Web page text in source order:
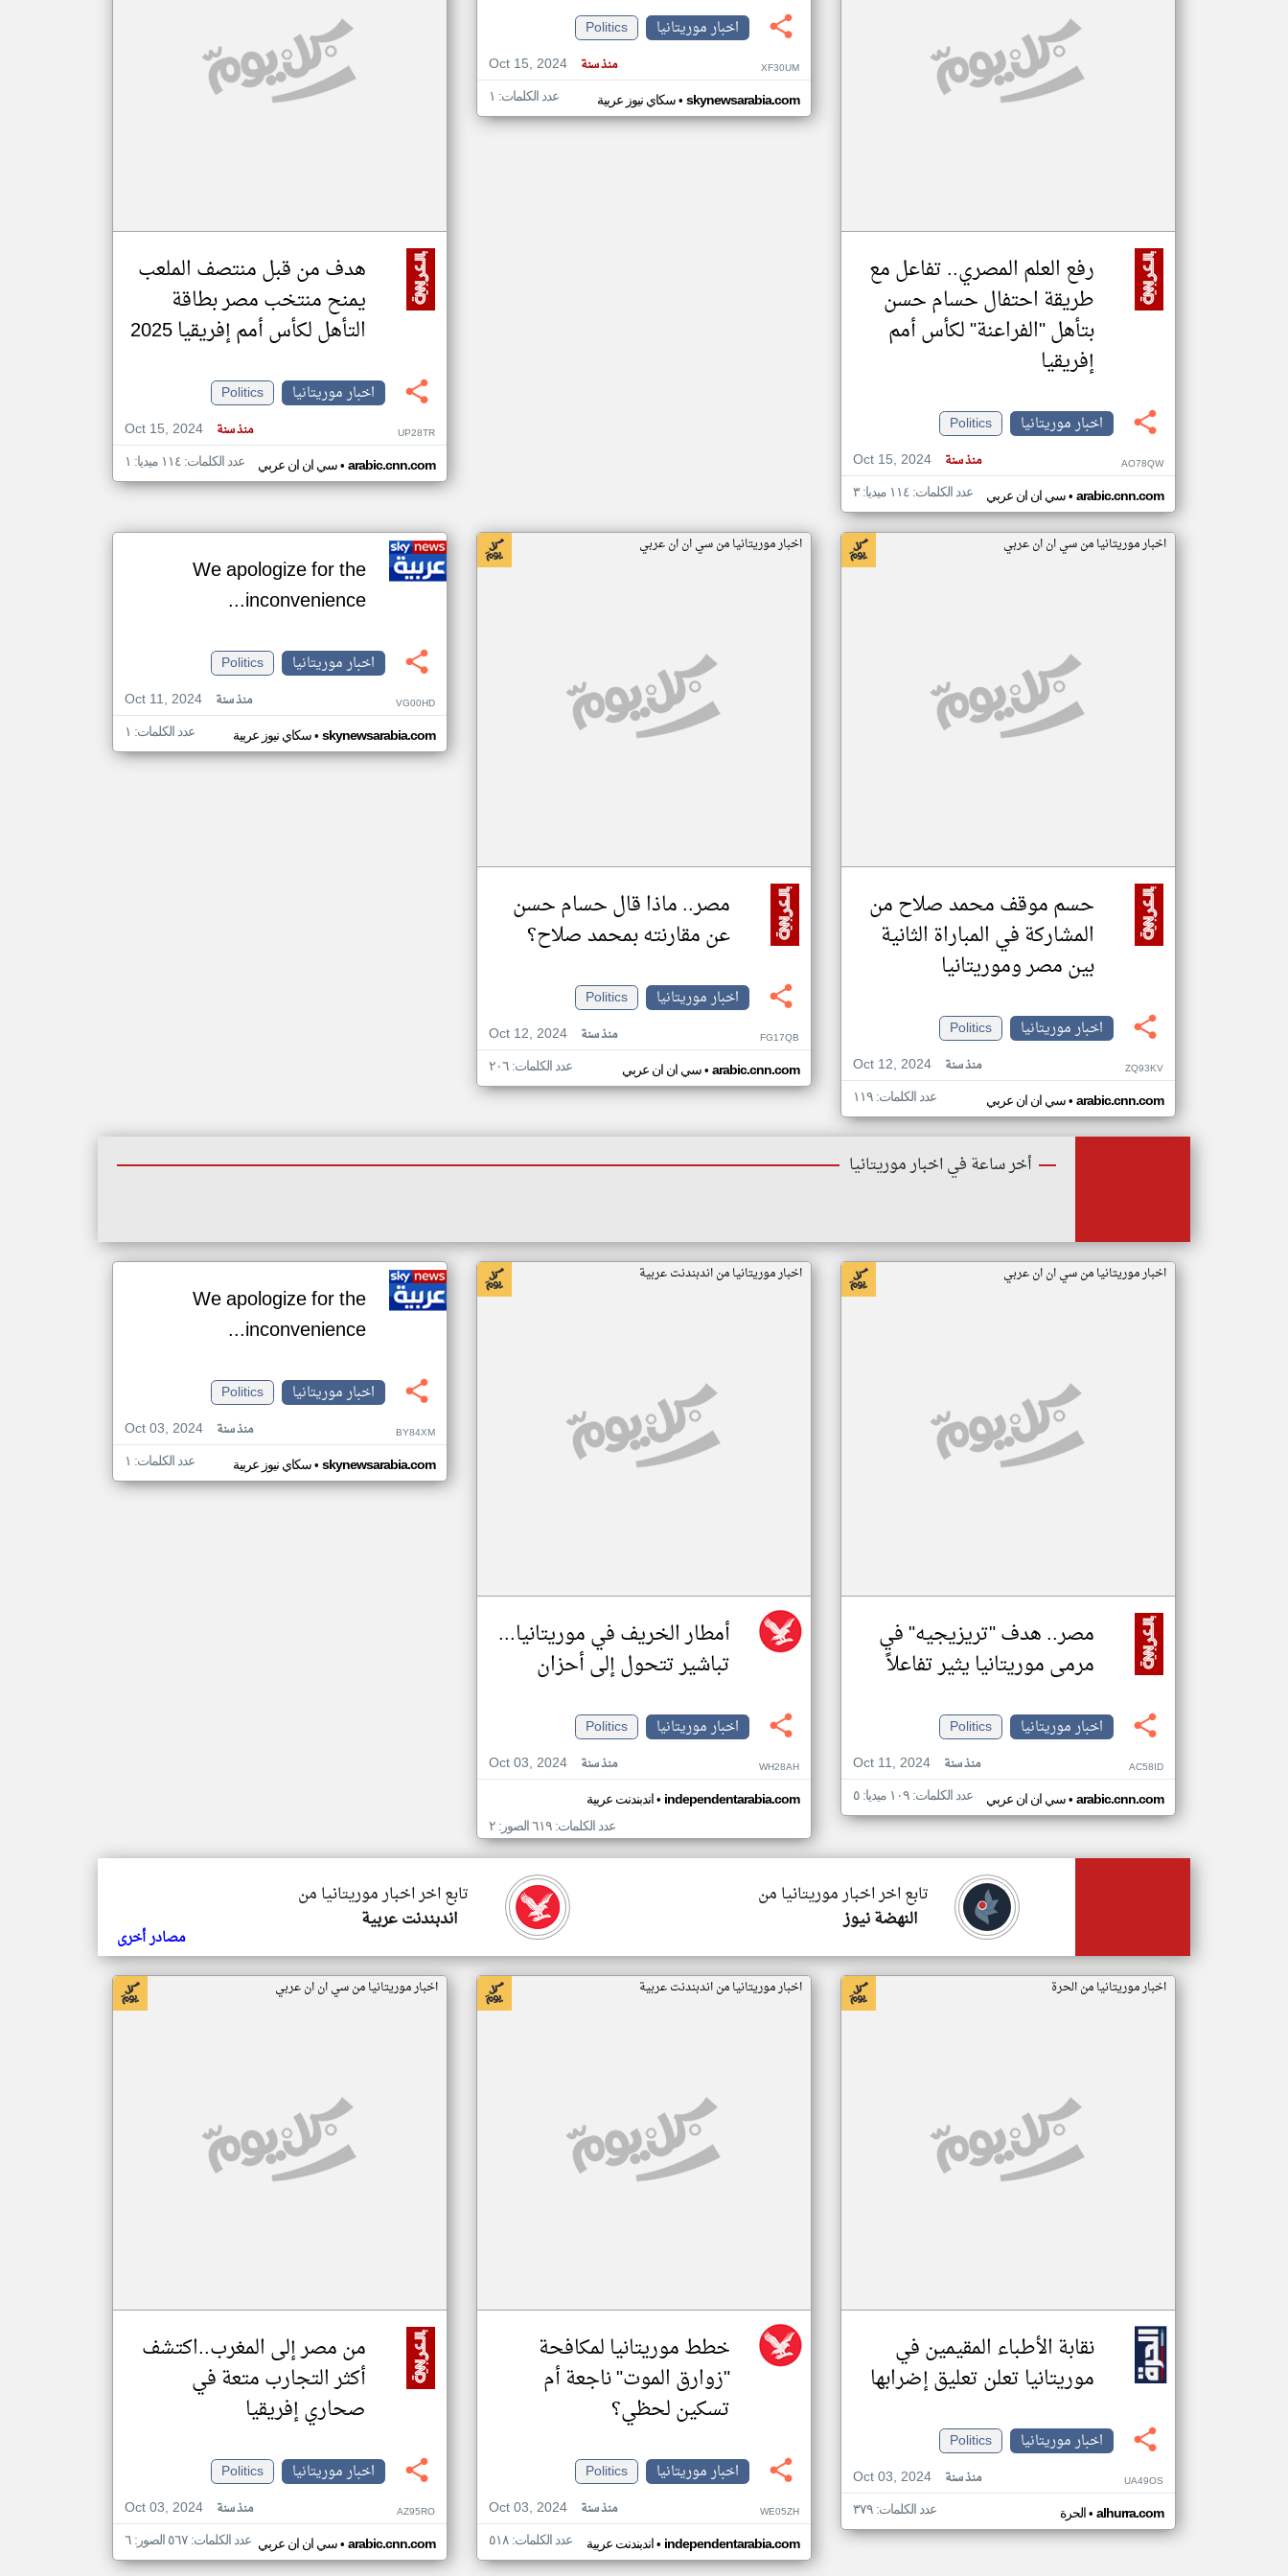
مصادر الأخبار من موريتانيا
رفع العلم المصري.. تفاعل مع
طريقة احتفال حسام حسن
بتأهل "الفراعنة" لكأس أمم
إفريقيا
اخبار موريتانيا
Politics
Oct 15, 2024
منذ سنة AO78QW
سي ان ان عربي• arabic.cnn.com عدد الكلمات: ١١٤ ميديا: ٣
اخبار موريتانيا
Politics
Oct 15, 2024
منذ سنة XF30UM
سكاي نيوز عربية• skynewsarabia.com عدد الكلمات: ١
هدف من قبل منتصف الملعب
يمنح منتخب مصر بطاقة
التأهل لكأس أمم إفريقيا 2025
اخبار موريتانيا
Politics
Oct 15, 2024
منذ سنة UP28TR
سي ان ان عربي• arabic.cnn.com عدد الكلمات: ١١٤ ميديا: ١
اخبار موريتانيا من سي ان ان عربي
حسم موقف محمد صلاح من
المشاركة في المباراة الثانية
بين مصر وموريتانيا
اخبار موريتانيا
Politics
Oct 12, 2024
منذ سنة ZQ93KV
سي ان ان عربي• arabic.cnn.com عدد الكلمات: ١١٩
اخبار موريتانيا من سي ان ان عربي
مصر.. ماذا قال حسام حسن
عن مقارنته بمحمد صلاح؟
اخبار موريتانيا
Politics
Oct 12, 2024
منذ سنة FG17QB
سي ان ان عربي• arabic.cnn.com عدد الكلمات: ٢٠٦
We apologize for the
inconvenience...
اخبار موريتانيا
Politics
Oct 11, 2024
منذ سنة VG00HD
سكاي نيوز عربية• skynewsarabia.com عدد الكلمات: ١
أخر ساعة في اخبار موريتانيا
اخبار موريتانيا من سي ان ان عربي
مصر.. هدف "تريزيجيه" في
مرمى موريتانيا يثير تفاعلاً
اخبار موريتانيا
Politics
Oct 11, 2024
منذ سنة AC58ID
سي ان ان عربي• arabic.cnn.com عدد الكلمات: ١٠٩ ميديا: ٥
اخبار موريتانيا من اندبندنت عربية
أمطار الخريف في موريتانيا...
تباشير تتحول إلى أحزان
اخبار موريتانيا
Politics
Oct 03, 2024
منذ سنة WH28AH
اندبندنت عربية• independentarabia.com
عدد الكلمات: ٦١٩ الصور: ٢
We apologize for the
inconvenience...
اخبار موريتانيا
Politics
Oct 03, 2024
منذ سنة BY84XM
سكاي نيوز عربية• skynewsarabia.com عدد الكلمات: ١
تابع اخر اخبار موريتانيا من
اندبندنت عربية
تابع اخر اخبار موريتانيا من
النهضة نيوز
مصادر أخرى
اخبار موريتانيا من الحرة
نقابة الأطباء المقيمين في
موريتانيا تعلن تعليق إضرابها
اخبار موريتانيا
Politics
Oct 03, 2024
منذ سنة UA49OS
الحرة• alhurra.com عدد الكلمات: ٣٧٩
اخبار موريتانيا من اندبندنت عربية
خطط موريتانيا لمكافحة
"زوارق الموت" ناجعة أم
تسكين لحظي؟
اخبار موريتانيا
Politics
Oct 03, 2024
منذ سنة WE05ZH
اندبندنت عربية• independentarabia.com عدد الكلمات: ٥١٨
اخبار موريتانيا من سي ان ان عربي
من مصر إلى المغرب..اكتشف
أكثر التجارب متعة في
صحاري إفريقيا
اخبار موريتانيا
Politics
Oct 03, 2024
منذ سنة AZ95RO
سي ان ان عربي• arabic.cnn.com عدد الكلمات: ٥٦٧ الصور: ٦